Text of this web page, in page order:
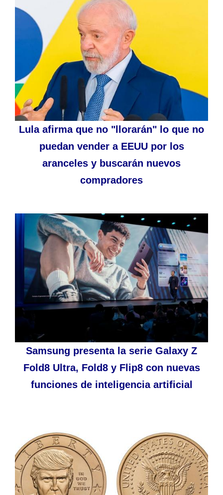
Lula afirma que no "llorarán" lo que no
puedan vender a EEUU por los
aranceles y buscarán nuevos
compradores
Samsung presenta la serie Galaxy Z
Fold8 Ultra, Fold8 y Flip8 con nuevas
funciones de inteligencia artificial